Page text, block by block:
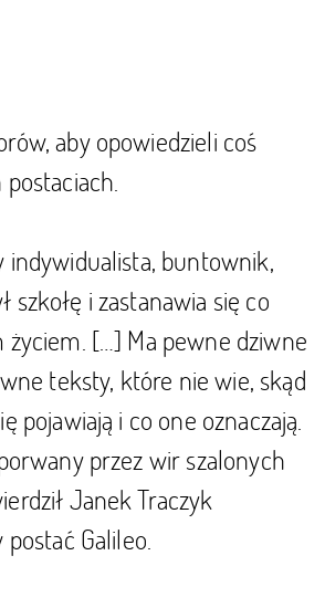
aby opowiedzieli coś
indywidualista, buntownik,
szkołę i zastanawia się co
życiem. […] Ma pewne dziwne
teksty, które nie wie, skąd
pojawiają i co one oznaczają.
przez wir szalonych
Janek Traczyk
Galileo.